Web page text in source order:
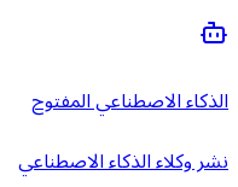
الذكاء الاصطناعي المفتوح
نشر وكلاء الذكاء الاصطناعي